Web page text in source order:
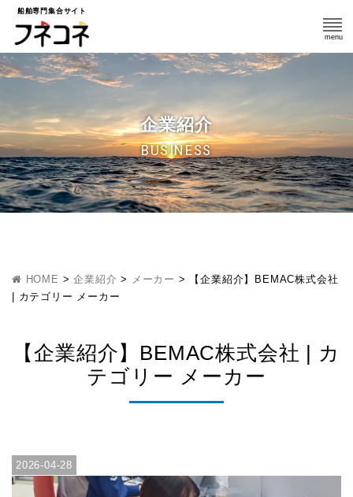
船舶専門集合サイト
企業紹介
BUSINESS
HOME >企業紹介 > メーカー >
【企業紹介】BEMAC株式会社
| カテゴリー メーカー
【企業紹介】BEMAC株式会社 | カ
テゴリー メーカー
2026-04-28